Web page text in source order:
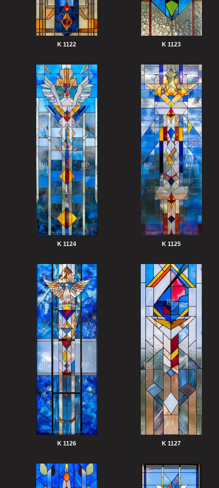
K 1122 K 1123
K 1124 K 1125
K 1126 K 1127